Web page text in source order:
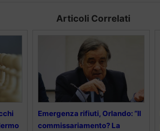
Articoli Correlati
Emergenza rifiuti, Orlando: “Il
commissariamento? La